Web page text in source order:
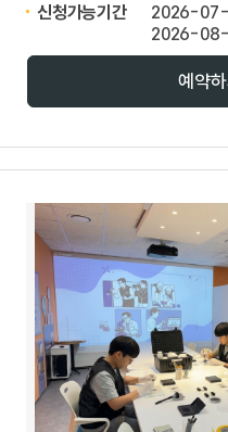
신청가능기간
2026-
2026-
예약